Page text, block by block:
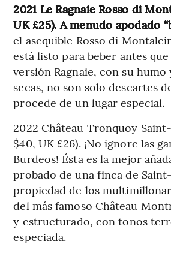
2021 Le Ragnaie Rosso di
UK £25). A menudo apodado
el asequible Rosso di
está listo para beber antes
versión Ragnaie, con su humo
secas, no son solo descartes
procede de un lugar especial.
2022 Château Tronquoy
$40, UK £26). ¡No ignore las
Burdeos! Ésta es la mejor
probado de una finca de
propiedad de los
del más famoso Château
y estructurado, con tonos
especiada.